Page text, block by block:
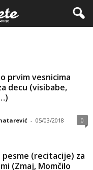
prvim vesnicima
decu (visibabe,
- 05/03/2018 0
pesme (recitacije) za
(Zmaj, Momčilo